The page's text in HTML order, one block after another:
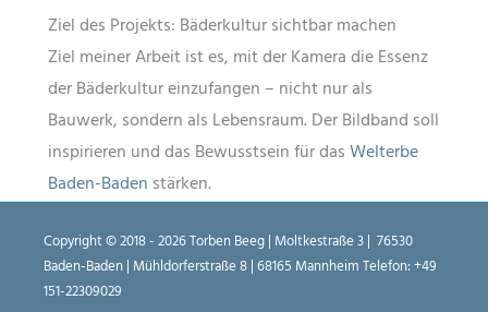
Ziel des Projekts: Bäderkultur sichtbar machen
Ziel meiner Arbeit ist es, mit der Kamera die Essenz
der Bäderkultur einzufangen – nicht nur als
Bauwerk, sondern als Lebensraum. Der Bildband soll
inspirieren und das Bewusstsein für dasWelterbe
Baden-Baden stärken.
Copyright © 2018 - 2026 Torben Beeg | Moltkestraße 3 | 76530
Baden-Baden | Mühldorferstraße 8 | 68165 Mannheim Telefon:+49
151-22309029